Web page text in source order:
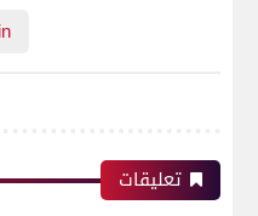
تعليقات